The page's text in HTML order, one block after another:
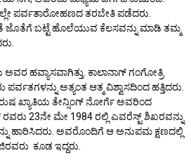
ಪರ್ವತಾರೋಹಣದ ತರಬೇತಿ ಪಡೆದರು.
ಬಟ್ಟೆ ಹೊಲೆಯುವ ಕೆಲಸವನ್ನು ಮಾಡಿ ತಮ್ಮ
ಹವ್ಯಾಸವಾಗಿತ್ತು. ಕಾಲಾನಾಗ್ ಗಂಗೋತ್ರಿ
ಅತ್ಯಂತ ಆತ್ಮ ವಿಶ್ವಾಸದಿಂದ ಹತ್ತಿದರು.
ಖ್ಯಾತಿಯ ತೇನ್ಸಿಂಗ್ ನೋರ್ಗೆ ಅವರಿಂದ
23ನೇ ಮೇ 1984 ರಲ್ಲಿ ಎವರೆಸ್ಟ್ ಶಿಖರವನ್ನು
ಹಾರಿಸಿದರು. ಅವರೊಂದಿಗೆ ಆ ಅನುಪಮ ಕ್ಷಣದಲ್ಲಿ
ಕೂಡ ಇದ್ದರು.